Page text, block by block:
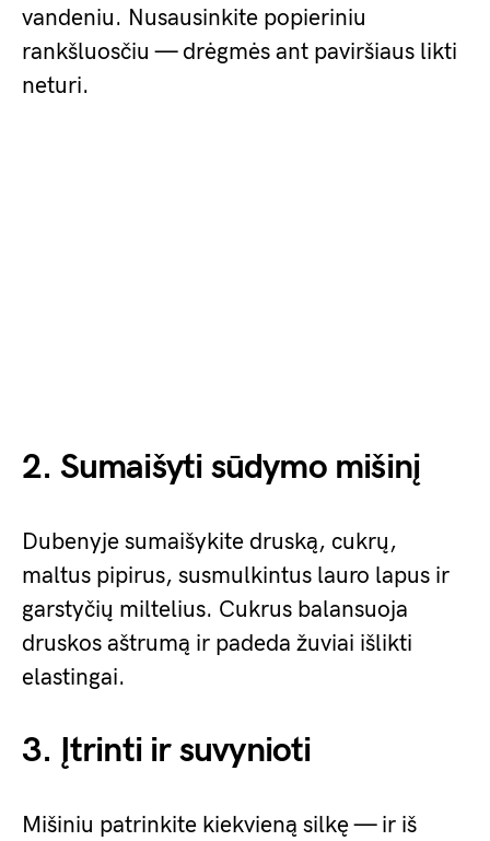
vandeniu. Nusausinkite popieriniu
rankšluosčiu — drėgmės ant paviršiaus likti
neturi.
2. Sumaišyti sūdymo mišinį
Dubenyje sumaišykite druską, cukrų,
maltus pipirus, susmulkintus lauro lapus ir
garstyčių miltelius. Cukrus balansuoja
druskos aštrumą ir padeda žuviai išlikti
elastingai.
3. Įtrinti ir suvynioti
Mišiniu patrinkite kiekvieną silkę — ir iš